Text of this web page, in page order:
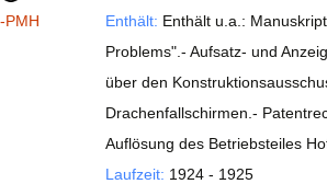
PMH
Enthält: Enthält u.a.:
Problems".- Aufsatz- und
über den
Drachenfallschirmen.-
Auflösung des Betriebsteiles
Laufzeit: 1924 - 1925